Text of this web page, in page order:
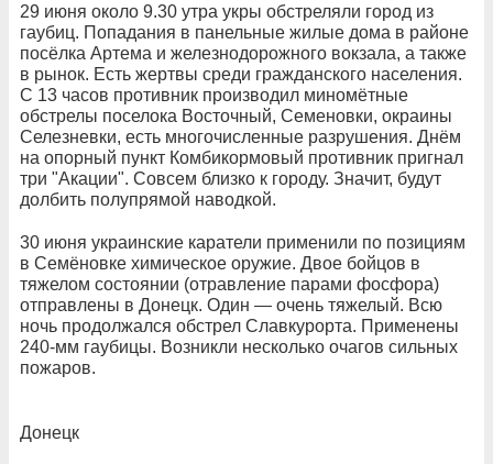
29 июня около 9.30 утра укры обстреляли город из
гаубиц. Попадания в панельные жилые дома в районе
посёлка Артема и железнодорожного вокзала, а также
в рынок. Есть жертвы среди гражданского населения.
С 13 часов противник производил миномётные
обстрелы поселока Восточный, Семеновки, окраины
Селезневки, есть многочисленные разрушения. Днём
на опорный пункт Комбикормовый противник пригнал
три "Акации". Совсем близко к городу. Значит, будут
долбить полупрямой наводкой.
30 июня украинские каратели применили по позициям
в Семёновке химическое оружие. Двое бойцов в
тяжелом состоянии (отравление парами фосфора)
отправлены в Донецк. Один — очень тяжелый. Всю
ночь продолжался обстрел Славкурорта. Применены
240-мм гаубицы. Возникли несколько очагов сильных
пожаров.
Донецк